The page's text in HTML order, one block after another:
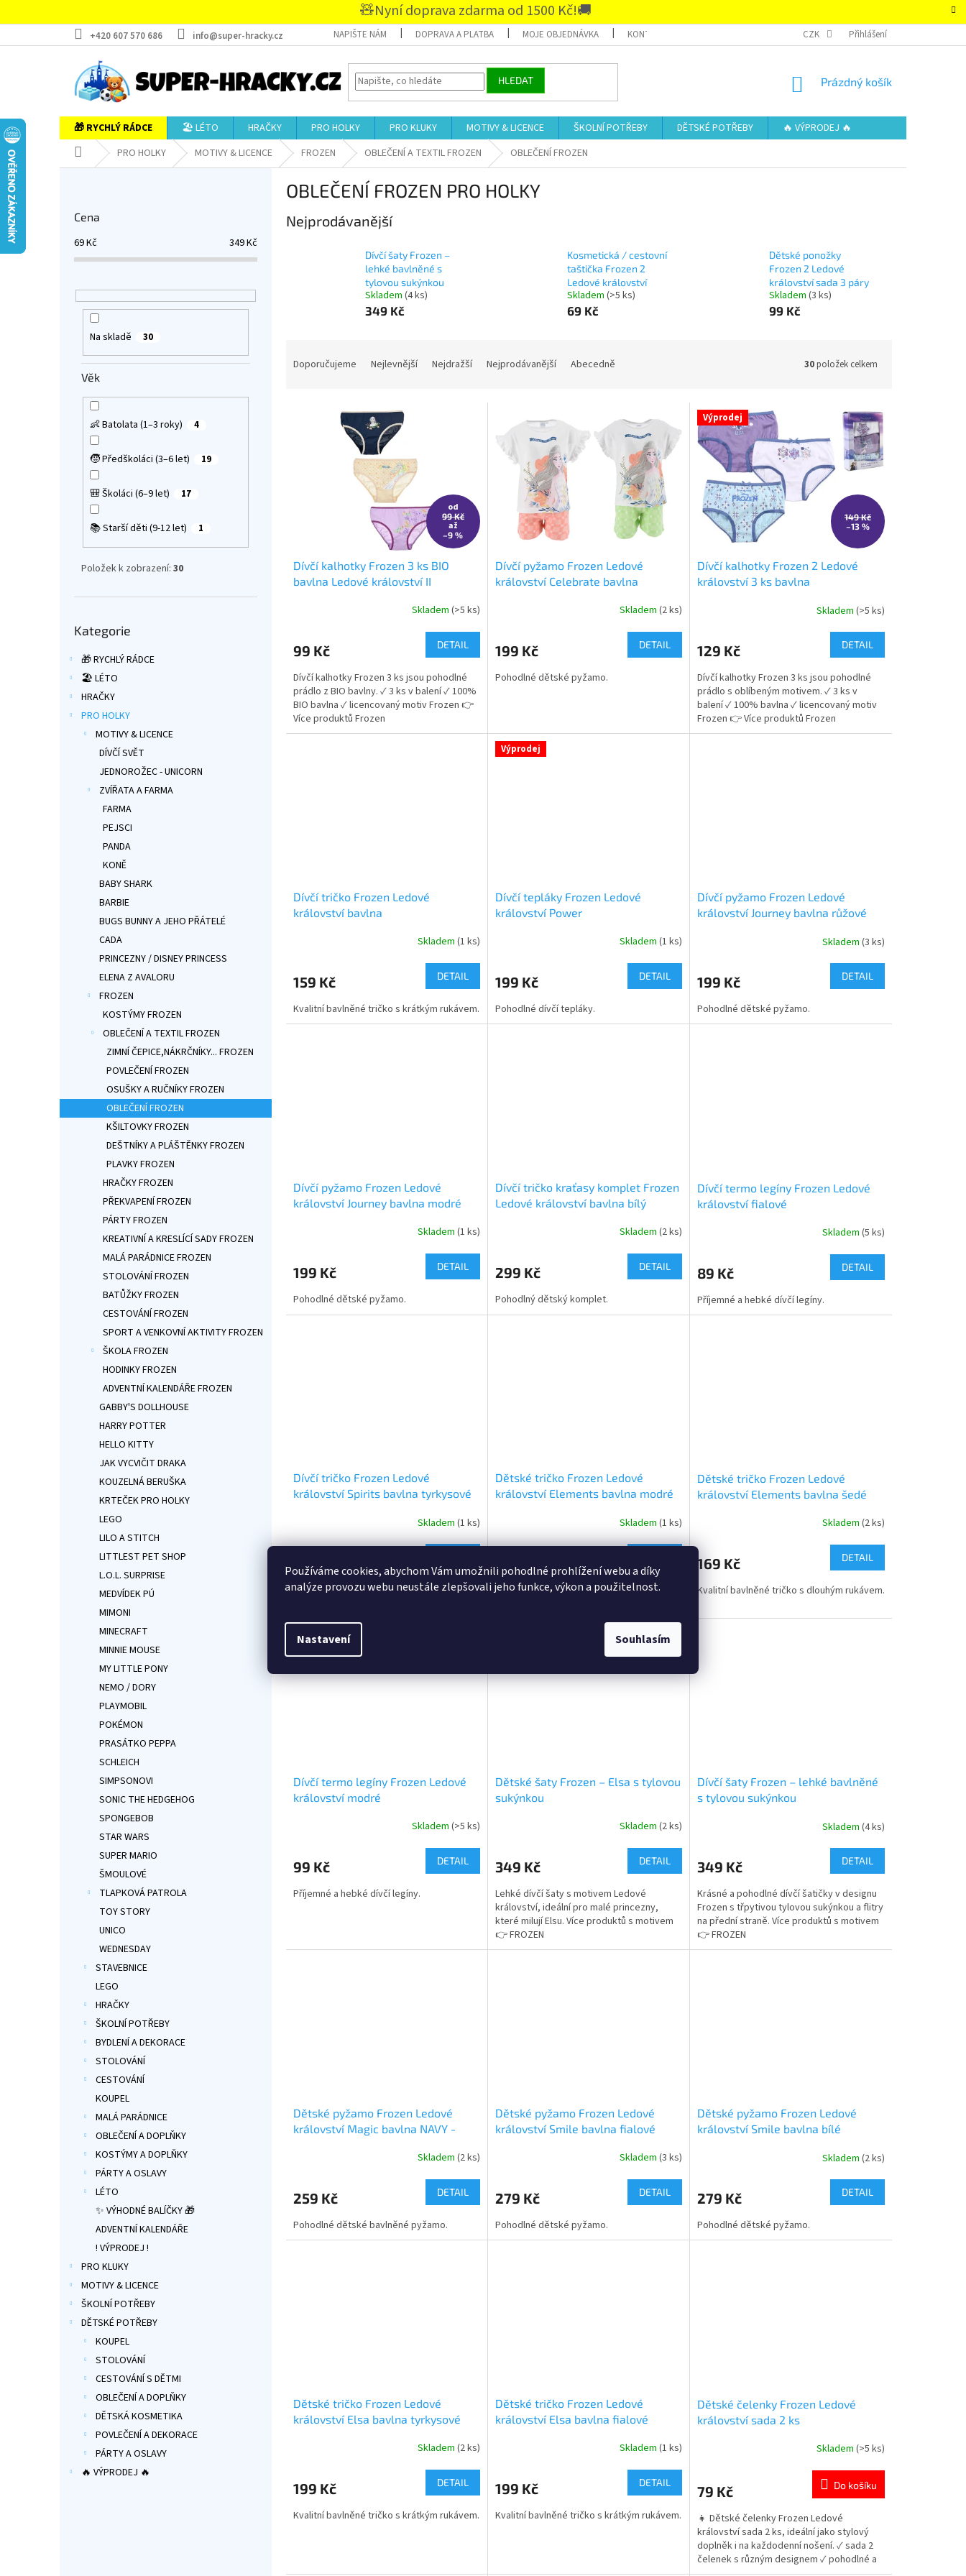
Používáme cookies, abychom Vám umožnili pohodlné prohlížení webu a díky
analýze provozu webu neustále zlepšovali jeho funkce, výkon a použitelnost.
Nastavení Souhlasím
🧸Nyní doprava zdarma od 1500 Kč!🚚
+420 607 570 686 info@super-hracky.cz NAPIŠTE NÁM DOPRAVA A PLATBA MOJE OBJEDNÁVKA KONTAKTY OBCHODNÍ PODMÍNKY – SUPER-HRACKY.CZ
CZK Přihlášení
HLEDAT
NÁKUPNÍ
Prázdný košík
🎁 RYCHLÝ RÁDCE 🏖️ LÉTO HRAČKY PRO HOLKY PRO KLUKY MOTIVY & LICENCE ŠKOLNÍ POTŘEBY DĚTSKÉ POTŘEBY
🔥 VÝPRODEJ 🔥
Domů PRO HOLKY MOTIVY & LICENCE FROZEN OBLEČENÍ A TEXTIL FROZEN OBLEČENÍ FROZEN
Cena
69Kč 349Kč
Na skladě 30
Věk
👶 Batolata (1–3 roky) 4
🧒 Předškoláci (3–6 let) 19
🎒 Školáci (6–9 let) 17
📚 Starší děti (9-12 let) 1
Položek k zobrazení: 30
kategorie
Kategorie
🎁 RYCHLÝ RÁDCE
🏖️ LÉTO
HRAČKY
PRO HOLKY
MOTIVY & LICENCE
DÍVČÍ SVĚT
JEDNOROŽEC - UNICORN
ZVÍŘATA A FARMA
FARMA
PEJSCI
PANDA
KONĚ
BABY SHARK
BARBIE
BUGS BUNNY A JEHO PŘÁTELÉ
CADA
PRINCEZNY / DISNEY PRINCESS
ELENA Z AVALORU
FROZEN
KOSTÝMY FROZEN
OBLEČENÍ A TEXTIL FROZEN
ZIMNÍ ČEPICE,NÁKRČNÍKY... FROZEN
POVLEČENÍ FROZEN
OSUŠKY A RUČNÍKY FROZEN
OBLEČENÍ FROZEN
KŠILTOVKY FROZEN
DEŠTNÍKY A PLÁŠTĚNKY FROZEN
PLAVKY FROZEN
HRAČKY FROZEN
PŘEKVAPENÍ FROZEN
PÁRTY FROZEN
KREATIVNÍ A KRESLÍCÍ SADY FROZEN
MALÁ PARÁDNICE FROZEN
STOLOVÁNÍ FROZEN
BATŮŽKY FROZEN
CESTOVÁNÍ FROZEN
SPORT A VENKOVNÍ AKTIVITY FROZEN
ŠKOLA FROZEN
HODINKY FROZEN
ADVENTNÍ KALENDÁŘE FROZEN
GABBY'S DOLLHOUSE
HARRY POTTER
HELLO KITTY
JAK VYCVIČIT DRAKA
KOUZELNÁ BERUŠKA
KRTEČEK PRO HOLKY
LEGO
LILO A STITCH
LITTLEST PET SHOP
L.O.L. SURPRISE
MEDVÍDEK PÚ
MIMONI
MINECRAFT
MINNIE MOUSE
MY LITTLE PONY
NEMO / DORY
PLAYMOBIL
POKÉMON
PRASÁTKO PEPPA
SCHLEICH
SIMPSONOVI
SONIC THE HEDGEHOG
SPONGEBOB
STAR WARS
SUPER MARIO
ŠMOULOVÉ
TLAPKOVÁ PATROLA
TOY STORY
UNICO
WEDNESDAY
STAVEBNICE
LEGO
HRAČKY
ŠKOLNÍ POTŘEBY
BYDLENÍ A DEKORACE
STOLOVÁNÍ
CESTOVÁNÍ
KOUPEL
MALÁ PARÁDNICE
OBLEČENÍ A DOPLŇKY
KOSTÝMY A DOPLŇKY
PÁRTY A OSLAVY
LÉTO
✨ VÝHODNÉ BALÍČKY 🎁
ADVENTNÍ KALENDÁŘE
! VÝPRODEJ !
PRO KLUKY
MOTIVY & LICENCE
ŠKOLNÍ POTŘEBY
DĚTSKÉ POTŘEBY
KOUPEL
STOLOVÁNÍ
CESTOVÁNÍ S DĚTMI
OBLEČENÍ A DOPLŇKY
DĚTSKÁ KOSMETIKA
POVLEČENÍ A DEKORACE
PÁRTY A OSLAVY
🔥 VÝPRODEJ 🔥
OBLEČENÍ FROZEN PRO HOLKY
Nejprodávanější
Dívčí šaty Frozen –
lehké bavlněné s
tylovou sukýnkou
Skladem (4 ks)
349 Kč
Kosmetická / cestovní
taštička Frozen 2
Ledové království
Skladem (>5 ks)
69 Kč
Dětské ponožky
Frozen 2 Ledové
království sada 3 páry
Skladem (3 ks)
99 Kč
Doporučujeme Nejlevnější Nejdražší Nejprodávanější Abecedně 30položek celkem
od
99 Kč
až
–9 %
Dívčí kalhotky Frozen 3 ks BIO
bavlna Ledové království II
je
z
5
hvězdiček.
Skladem (>5 ks)
99 Kč DETAIL
Dívčí kalhotky Frozen 3 ks jsou pohodlné
prádlo z BIO bavlny. ✓ 3 ks v balení ✓ 100%
BIO bavlna ✓ licencovaný motiv Frozen 👉
Více produktů Frozen
Dívčí pyžamo Frozen Ledové
království Celebrate bavlna
Skladem (2 ks)
199 Kč DETAIL
Pohodlné dětské pyžamo.
Výprodej
149 Kč
–13 %
Dívčí kalhotky Frozen 2 Ledové
království 3 ks bavlna
je
z
5
hvězdiček.
Skladem (>5 ks)
129 Kč DETAIL
Dívčí kalhotky Frozen 3 ks jsou pohodlné
prádlo s oblíbeným motivem. ✓ 3 ks v
balení ✓ 100% bavlna ✓ licencovaný motiv
Frozen 👉 Více produktů Frozen
Dívčí tričko Frozen Ledové
království bavlna
je
z
5
Skladem (1 ks)
159 Kč DETAIL
Kvalitní bavlněné tričko s krátkým rukávem.
Výprodej
Dívčí tepláky Frozen Ledové
království Power
je
z
5
Skladem (1 ks)
199 Kč DETAIL
Pohodlné dívčí tepláky.
Dívčí pyžamo Frozen Ledové
království Journey bavlna růžové
je
z
5
Skladem (3 ks)
199 Kč DETAIL
Pohodlné dětské pyžamo.
Dívčí pyžamo Frozen Ledové
království Journey bavlna modré
je
z
5
Skladem (1 ks)
199 Kč DETAIL
Pohodlné dětské pyžamo.
Dívčí tričko kraťasy komplet Frozen
Ledové království bavlna bílý
je
z
5
Skladem (2 ks)
299 Kč DETAIL
Pohodlný dětský komplet.
Dívčí termo legíny Frozen Ledové
království fialové
je
z
5
Skladem (5 ks)
89 Kč DETAIL
Příjemné a hebké dívčí legíny.
Dívčí tričko Frozen Ledové
království Spirits bavlna tyrkysové
hodnocení
je
4,7
z
hvězdiček.
Skladem (1 ks)
129 Kč
Kvalitní bavlněné tričko s krátkým rukávem.
Dětské tričko Frozen Ledové
království Elements bavlna modré
hodnocení
je
5,0
z
Skladem (1 ks)
169 Kč
Kvalitní bavlněné dívčí tričko s dlouhým
Dětské tričko Frozen Ledové
království Elements bavlna šedé
produktu
je
z
hvězdiček.
Skladem (2 ks)
169 Kč DETAIL
Kvalitní bavlněné tričko s dlouhým rukávem.
Dívčí termo legíny Frozen Ledové
království modré
je
z
Skladem (>5 ks)
99 Kč DETAIL
Příjemné a hebké dívčí legíny.
Dětské šaty Frozen – Elsa s tylovou
sukýnkou
je
z
5
hvězdiček.
Skladem (2 ks)
349 Kč DETAIL
Lehké dívčí šaty s motivem Ledové
království, ideální pro malé princezny,
které milují Elsu. Více produktů s motivem
👉 FROZEN
Dívčí šaty Frozen – lehké bavlněné
s tylovou sukýnkou
je
z
5
hvězdiček.
Skladem (4 ks)
349 Kč DETAIL
Krásné a pohodlné dívčí šatičky v designu
Frozen s třpytivou tylovou sukýnkou a flitry
na přední straně. Více produktů s motivem
👉 FROZEN
Dětské pyžamo Frozen Ledové
království Magic bavlna NAVY -
je
z
5
Skladem (2 ks)
259 Kč DETAIL
Pohodlné dětské bavlněné pyžamo.
Dětské pyžamo Frozen Ledové
království Smile bavlna fialové
je
z
5
Skladem (3 ks)
279 Kč DETAIL
Pohodlné dětské pyžamo.
Dětské pyžamo Frozen Ledové
království Smile bavlna bílé
je
z
5
Skladem (2 ks)
279 Kč DETAIL
Pohodlné dětské pyžamo.
Dětské tričko Frozen Ledové
království Elsa bavlna tyrkysové
je
z
Skladem (2 ks)
199 Kč DETAIL
Kvalitní bavlněné tričko s krátkým rukávem.
Dětské tričko Frozen Ledové
království Elsa bavlna fialové
je
z
Skladem (1 ks)
199 Kč DETAIL
Kvalitní bavlněné tričko s krátkým rukávem.
Dětské čelenky Frozen Ledové
království sada 2 ks
je
z
5
hvězdiček.
Skladem (>5 ks)
79 Kč Do košíku
👧 Dětské čelenky Frozen Ledové
království sada 2 ks, ideální jako stylový
doplněk i na každodenní nošení. ✓ sada 2
čelenek s různým designem ✓ pohodlné a
elastické provedení ✓ oblíbený motiv